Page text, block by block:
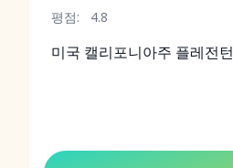
평점: 4.8
미국 캘리포니아주 플레전턴